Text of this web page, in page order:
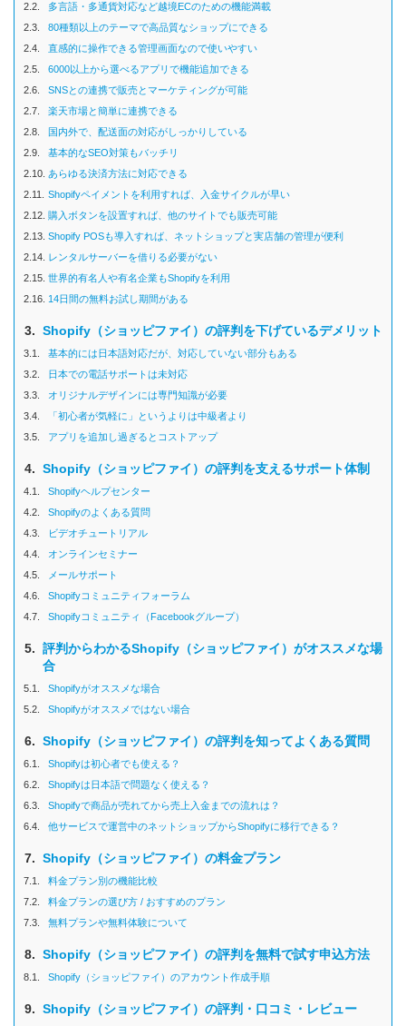
2.2.
多言語・多通貨対応など越境ECのための機能満載
2.3.
80種類以上のテーマで高品質なショップにできる
2.4.
直感的に操作できる管理画面なので使いやすい
2.5.
6000以上から選べるアプリで機能追加できる
2.6.
SNSとの連携で販売とマーケティングが可能
2.7.
楽天市場と簡単に連携できる
2.8.
国内外で、配送面の対応がしっかりしている
2.9.
基本的なSEO対策もバッチリ
2.10. あらゆる決済方法に対応できる
2.11.
Shopifyペイメントを利用すれば、入金サイクルが早い
2.12. 購入ボタンを設置すれば、他のサイトでも販売可能
2.13. Shopify POSも導入すれば、ネットショップと実店舗の管理が便利
2.14. レンタルサーバーを借りる必要がない
2.15. 世界的有名人や有名企業もShopifyを利用
2.16. 14日間の無料お試し期間がある
3. Shopify（ショッピファイ）の評判を下げているデメリット
3.1.
基本的には日本語対応だが、対応していない部分もある
3.2.
日本での電話サポートは未対応
3.3.
オリジナルデザインには専門知識が必要
3.4.
「初心者が気軽に」というよりは中級者より
3.5.
アプリを追加し過ぎるとコストアップ
4. Shopify（ショッピファイ）の評判を支えるサポート体制
4.1.
Shopifyヘルプセンター
4.2.
Shopifyのよくある質問
4.3.
ビデオチュートリアル
4.4.
オンラインセミナー
4.5.
メールサポート
4.6.
Shopifyコミュニティフォーラム
4.7.
Shopifyコミュニティ（Facebookグループ）
5. 評判からわかるShopify（ショッピファイ）がオススメな場
合
5.1.
Shopifyがオススメな場合
5.2.
Shopifyがオススメではない場合
6. Shopify（ショッピファイ）の評判を知ってよくある質問
6.1.
Shopifyは初心者でも使える？
6.2.
Shopifyは日本語で問題なく使える？
6.3.
Shopifyで商品が売れてから売上入金までの流れは？
6.4.
他サービスで運営中のネットショップからShopifyに移行できる？
7. Shopify（ショッピファイ）の料金プラン
7.1.
料金プラン別の機能比較
7.2.
料金プランの選び方 / おすすめのプラン
7.3.
無料プランや無料体験について
8. Shopify（ショッピファイ）の評判を無料で試す申込方法
8.1. Shopify（ショッピファイ）のアカウント作成手順
9. Shopify（ショッピファイ）の評判・口コミ・レビュー